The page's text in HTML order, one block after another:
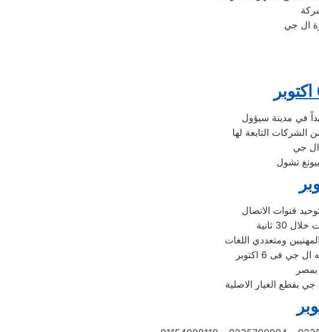
ال جي
ومتعددي اللغات
فى 6 اكتوبر
بقطع الغيار الاصلية